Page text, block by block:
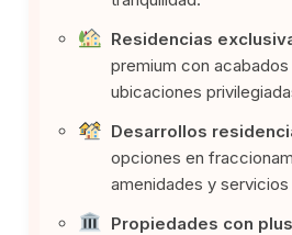
Residencias
premium con
ubicaciones
Desarrollos
opciones en
amenidades y servicios
Propiedades con